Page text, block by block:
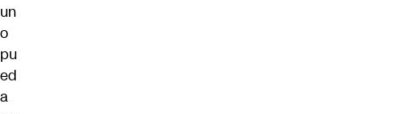
un
o
pu
ed
a